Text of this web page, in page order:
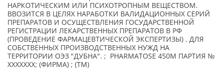
НАРКОТИЧЕСКИМ ИЛИ ПСИХОТРОПНЫМ ВЕЩЕСТВОМ.
ВВОЗИТСЯ В ЦЕЛЯХ НАРАБОТКИ ВАЛИДАЦИОННЫХ СЕРИЙ
ПРЕПАРАТОВ И ОСУЩЕСТВЛЕНИЯ ГОСУДАРСТВЕННОЙ
РЕГИСТРАЦИИ ЛЕКАРСТВЕННЫХ ПРЕПАРАТОВ В РФ
(ПРОВЕДЕНИЕ ФАРМАЦЕВТИЧЕСКОЙ ЭКСПЕРТИЗЫ) . ДЛЯ
СОБСТВЕННЫХ ПРОИЗВОДСТВЕННЫХ НУЖД НА
ТЕРРИТОРИИ ОЭЗ "ДУБНА". ; PHARMATOSE 450M ПАРТИЯ №
XXXXXXX; (ФИРМА) ; (TM)